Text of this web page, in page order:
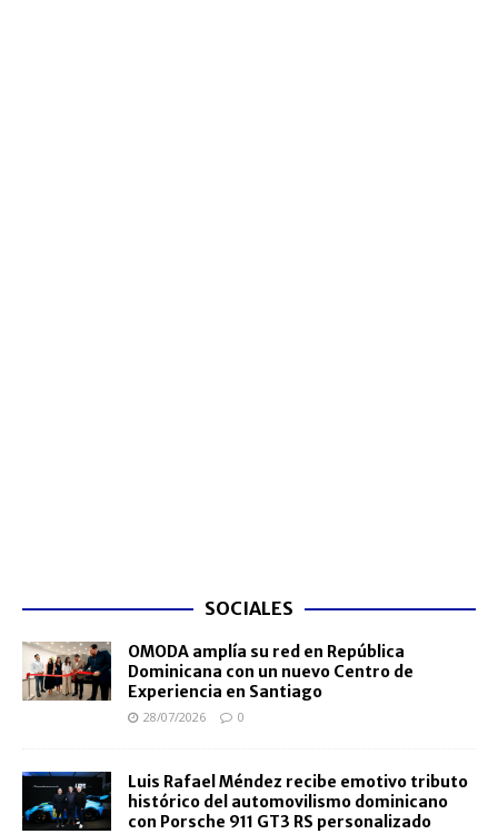
SOCIALES
OMODA amplía su red en República
Dominicana con un nuevo Centro de
Experiencia en Santiago
28/07/2026 0
Luis Rafael Méndez recibe emotivo tributo
histórico del automovilismo dominicano
con Porsche 911 GT3 RS personalizado